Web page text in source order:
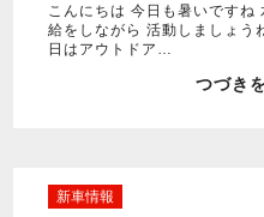
こんにちは 今日も暑いですね
給をしながら 活動しましょ
日はアウトドア…
つづき
新車情報